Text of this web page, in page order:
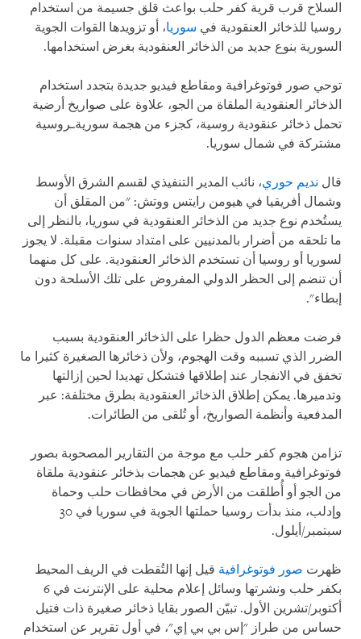
السلاح قرب قرية كفر حلب بواعث قلق جسيمة من استخدام
روسيا للذخائر العنقودية في سوريا، أو تزويدها القوات الجوية
السورية بنوع جديد من الذخائر العنقودية بغرض استخدامها.
توحي صور فوتوغرافية ومقاطع فيديو جديدة بتجدد استخدام
الذخائر العنقودية الملقاة من الجو، علاوة على صواريخ أرضية
تحمل ذخائر عنقودية روسية، كجزء من هجمة سوريةـروسية
مشتركة في شمال سوريا.
قال نديم حوري، نائب المدير التنفيذي لقسم الشرق الأوسط
وشمال أفريقيا في هيومن رايتس ووتش: "من المقلق أن
يستُخدم نوع جديد من الذخائر العنقودية في سوريا، بالنظر إلى
ما تلحقه من أضرار بالمدنيين على امتداد سنوات مقبلة. لا يجوز
لسوريا أو روسيا أن تستخدم الذخائر العنقودية. على كل منهما
أن تنضم إلى الحظر الدولي المفروض على تلك الأسلحة دون
إبطاء".
فرضت معظم الدول حظرا على الذخائر العنقودية بسبب
الضرر الذي تسببه وقت الهجوم، ولأن ذخائرها الصغيرة كثيرا ما
تخفق في الانفجار عند إطلاقها فتشكل تهديدا لحين إزالتها
وتدميرها. يمكن إطلاق الذخائر العنقودية بطرق مختلفة: عبر
المدفعية وأنظمة الصواريخ، أو تُلقى من الطائرات.
تزامن هجوم كفر حلب مع موجة من التقارير المصحوبة بصور
فوتوغرافية ومقاطع فيديو عن هجمات بذخائر عنقودية ملقاة
من الجو أو أُطلقت من الأرض في محافظات حلب وحماة
وإدلب، منذ بدأت روسيا حملتها الجوية في سوريا في 30
سبتمبر/أيلول.
ظهرت صور فوتوغرافية قيل إنها التُقطت في الريف المحيط
بكفر حلب ونشرتها وسائل إعلام محلية على الإنترنت في 6
أكتوبر/تشرين الأول. تبيّن الصور بقايا ذخائر صغيرة ذات فتيل
حساس من طراز "إس بي بي إي"، في أول تقرير عن استخدام